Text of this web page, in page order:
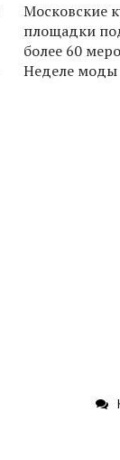
Московские
площадки
более 60
Неделе моды